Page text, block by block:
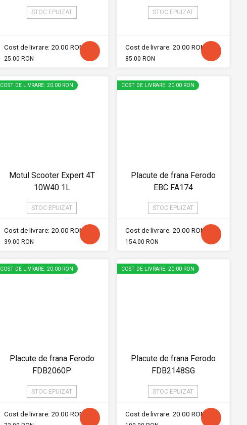
STOC EPUIZAT
Cost de livrare: 20.00 RON
25.00 RON
STOC EPUIZAT
Cost de livrare: 20.00 RON
85.00 RON
COST DE LIVRARE: 20.00 RON
Motul Scooter Expert 4T
10W40 1L
STOC EPUIZAT
Cost de livrare: 20.00 RON
39.00 RON
COST DE LIVRARE: 20.00 RON
Placute de frana Ferodo
EBC FA174
STOC EPUIZAT
Cost de livrare: 20.00 RON
154.00 RON
COST DE LIVRARE: 20.00 RON
Placute de frana Ferodo
FDB2060P
STOC EPUIZAT
Cost de livrare: 20.00 RON
COST DE LIVRARE: 20.00 RON
Placute de frana Ferodo
FDB2148SG
STOC EPUIZAT
Cost de livrare: 20.00 RON